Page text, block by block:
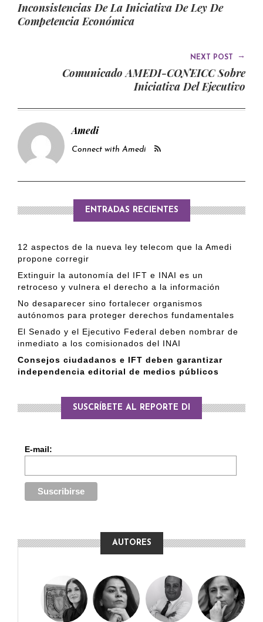
Inconsistencias De La Iniciativa De Ley De
Competencia Económica
NEXT POST →
Comunicado AMEDI-CONEICC Sobre
Iniciativa Del Ejecutivo
Amedi
Connect with Amedi
ENTRADAS RECIENTES
12 aspectos de la nueva ley telecom que la Amedi
propone corregir
Extinguir la autonomía del IFT e INAI es un
retroceso y vulnera el derecho a la información
No desaparecer sino fortalecer organismos
autónomos para proteger derechos fundamentales
El Senado y el Ejecutivo Federal deben nombrar de
inmediato a los comisionados del INAI
Consejos ciudadanos e IFT deben garantizar
independencia editorial de medios públicos
SUSCRÍBETE AL REPORTE DI
E-mail:
AUTORES